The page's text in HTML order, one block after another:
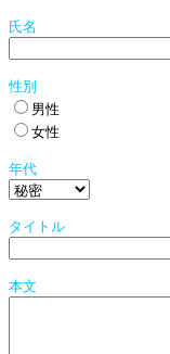
氏名
性別
男性
女性
年代
タイトル
本文